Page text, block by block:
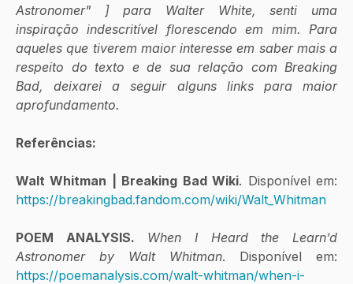
Astronomer" ] para Walter White, senti uma
inspiração indescritível florescendo em mim. Para
aqueles que tiverem maior interesse em saber mais a
respeito do texto e de sua relação com Breaking
Bad, deixarei a seguir alguns links para maior
aprofundamento.
Referências:
Walt Whitman | Breaking Bad Wiki
https://breakingbad.fandom.com/wiki/Walt_Whitman
POEM ANALYSIS.
When I Heard the Learn’d
Astronomer by Walt Whitman
https://poemanalysis.com/walt-whitman/when-i-